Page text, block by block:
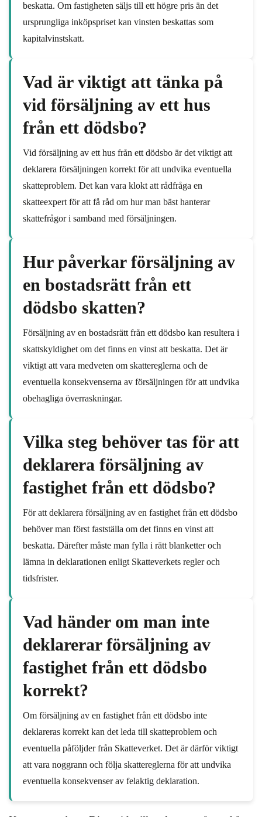
beskatta. Om fastigheten säljs till ett högre pris än det
ursprungliga inköpspriset kan vinsten beskattas som
kapitalvinstskatt.
Vad är viktigt att tänka på
vid försäljning av ett hus
från ett dödsbo?
Vid försäljning av ett hus från ett dödsbo är det viktigt att
deklarera försäljningen korrekt för att undvika eventuella
skatteproblem. Det kan vara klokt att rådfråga en
skatteexpert för att få råd om hur man bäst hanterar
skattefrågor i samband med försäljningen.
Hur påverkar försäljning av
en bostadsrätt från ett
dödsbo skatten?
Försäljning av en bostadsrätt från ett dödsbo kan resultera i
skattskyldighet om det finns en vinst att beskatta. Det är
viktigt att vara medveten om skattereglerna och de
eventuella konsekvenserna av försäljningen för att undvika
obehagliga överraskningar.
Vilka steg behöver tas för att
deklarera försäljning av
fastighet från ett dödsbo?
För att deklarera försäljning av en fastighet från ett dödsbo
behöver man först fastställa om det finns en vinst att
beskatta. Därefter måste man fylla i rätt blanketter och
lämna in deklarationen enligt Skatteverkets regler och
tidsfrister.
Vad händer om man inte
deklarerar försäljning av
fastighet från ett dödsbo
korrekt?
Om försäljning av en fastighet från ett dödsbo inte
deklareras korrekt kan det leda till skatteproblem och
eventuella påföljder från Skatteverket. Det är därför viktigt
att vara noggrann och följa skattereglerna för att undvika
eventuella konsekvenser av felaktig deklaration.